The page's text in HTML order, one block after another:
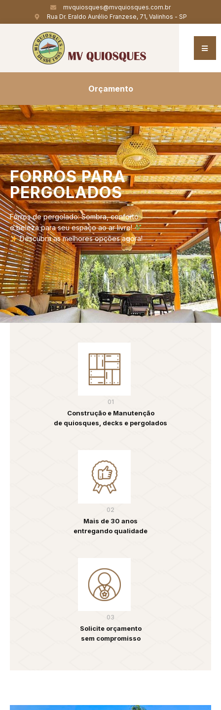
mvquiosques@mvquiosques.com.br
Rua Dr. Eraldo Aurélio Franzese, 71, Valinhos - SP
Orçamento
FORROSPARA
PERGOLADOS
Forros de pergolado: Sombra, conforto
e beleza para seu espaço ao ar livre!
Descubra as melhores opções agora!
01
Construção e Manutenção
de quiosques, decks e pergolados
02
Mais de 30 anos
entregando qualidade
03
Solicite orçamento
sem compromisso